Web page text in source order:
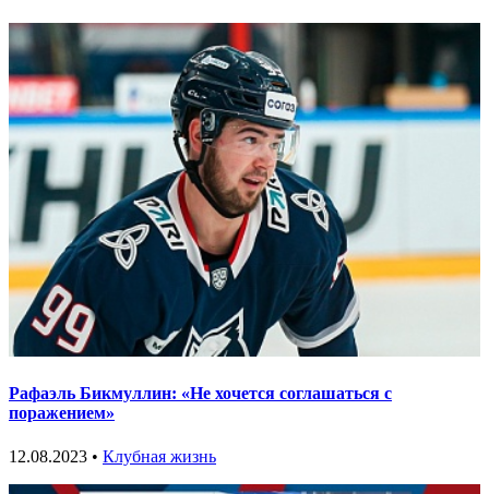
Рафаэль Бикмуллин: «Не хочется соглашаться с
поражением»
12.08.2023 • Клубная жизнь